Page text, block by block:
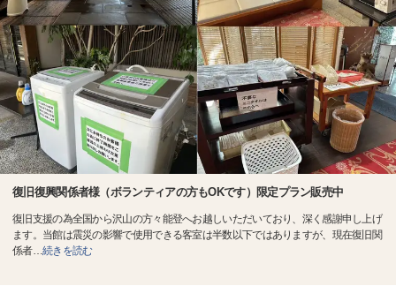
復旧復興関係者様（ボランティアの方もOKです）限定プラン販売中
復旧支援の為全国から沢山の方々能登へお越しいただいており、深く感謝申し上げ
ます。当館は震災の影響で使用できる客室は半数以下ではありますが、現在復旧関
係者…続きを読む